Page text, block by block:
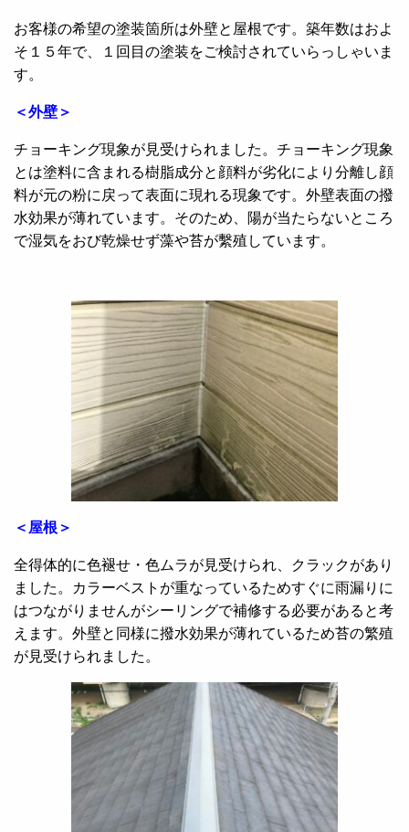
お客様の希望の塗装箇所は外壁と屋根です。築年数はおよ
そ１５年で、１回目の塗装をご検討されていらっしゃいま
す。
＜外壁＞
チョーキング現象が見受けられました。チョーキング現象
とは塗料に含まれる樹脂成分と顔料が劣化により分離し顔
料が元の粉に戻って表面に現れる現象です。外壁表面の撥
水効果が薄れています。そのため、陽が当たらないところ
で湿気をおび乾燥せず藻や苔が繫殖しています。
＜屋根＞
全得体的に色褪せ・色ムラが見受けられ、クラックがあり
ました。カラーベストが重なっているためすぐに雨漏りに
はつながりませんがシーリングで補修する必要があると考
えます。外壁と同様に撥水効果が薄れているため苔の繁殖
が見受けられました。